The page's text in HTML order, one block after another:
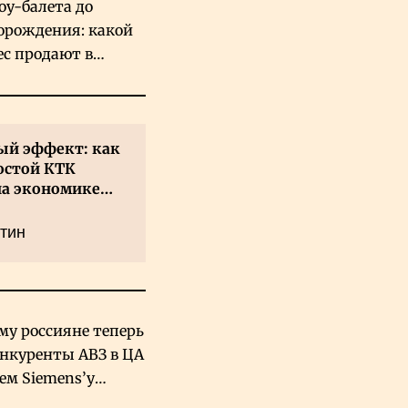
балета до
какой
продают в
эффект: как
КТК
экономике
россияне теперь
АВЗ в ЦА
Siemens’у